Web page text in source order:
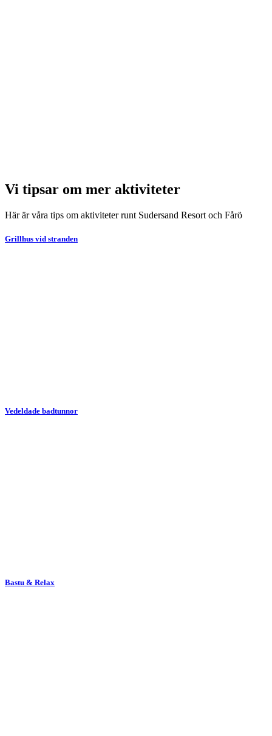
Vi tipsar om mer aktiviteter
Här är våra tips om aktiviteter runt Sudersand Resort och Fårö
Grillhus vid stranden
Vedeldade badtunnor
Bastu & Relax